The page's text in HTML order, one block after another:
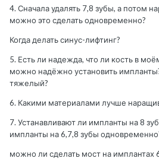
4. Сначала удалять 7,8 зубы, а потом
можно это сделать одновременно?
Когда делать синус-лифтинг?
5. Есть ли надежда, что ли кость в
можно надёжно установить
тяжелый?
6. Какими материалами лучше
7. Устанавливают ли импланты на 8
импланты на 6,7,8 зубы
можно ли сделать мост на имплантах